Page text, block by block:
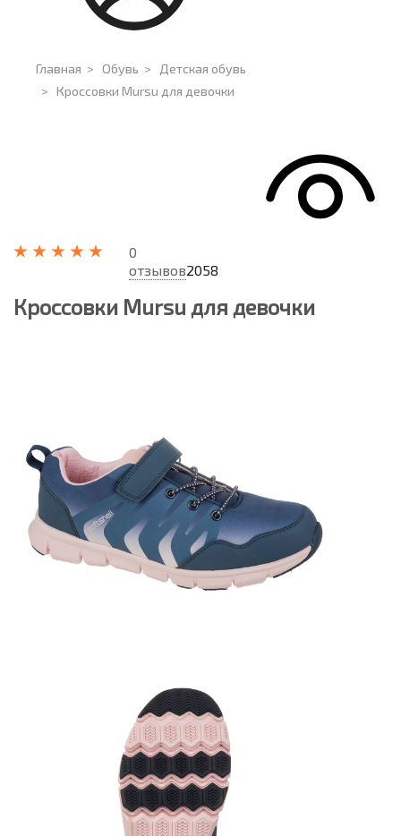
Главная > Обувь >
Детская обувь
> Кроссовки Mursu для девочки
0
отзывов2058
Кроссовки Mursu для девочки